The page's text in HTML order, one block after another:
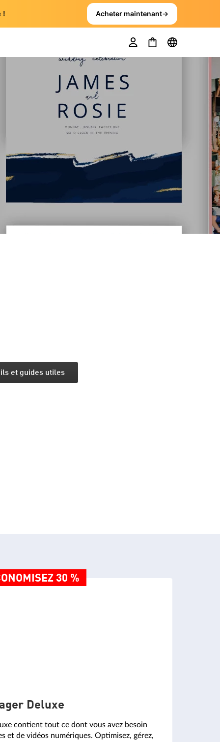
! Acheter maintenant→
et guides utiles
30 %
Deluxe
contient tout ce dont vous avez besoin
et de vidéos numériques. Optimisez, gérez,